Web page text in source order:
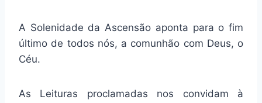
A Solenidade da Ascensão aponta para o fim
último de todos nós, a comunhão com Deus, o
Céu.
As Leituras proclamadas nos convidam à